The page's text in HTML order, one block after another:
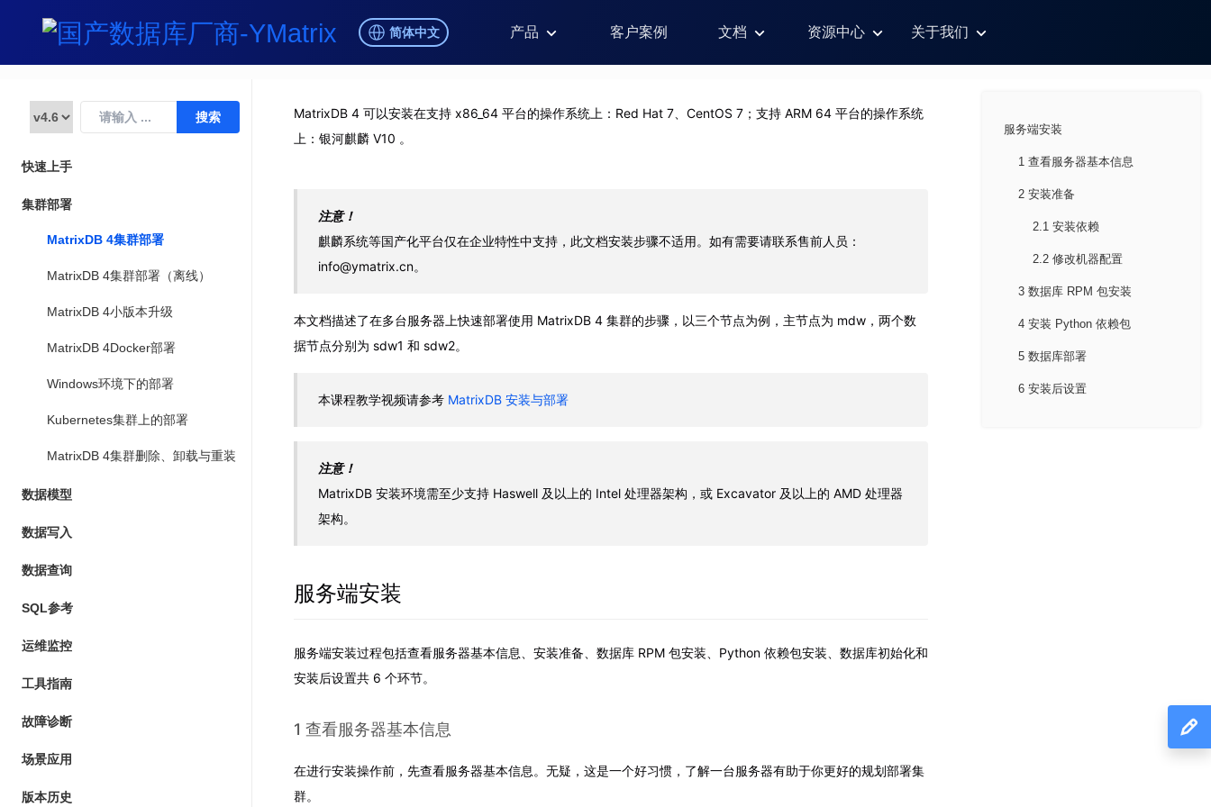
简体中文 产品 客户案例 文档 资源中心 关于我们
快速上手
集群部署
MatrixDB 4集群部署
MatrixDB 4集群部署（离线）
MatrixDB 4小版本升级
MatrixDB 4Docker部署
Windows环境下的部署
Kubernetes集群上的部署
MatrixDB 4集群删除、卸载与重装
数据模型
数据写入
数据查询
SQL参考
运维监控
工具指南
故障诊断
场景应用
版本历史
MatrixDB 4 可以安装在支持 x86_64 平台的操作系统上：Red Hat 7、CentOS 7；支持 ARM 64 平台的操作系统
上：银河麒麟 V10 。
注意！
麒麟系统等国产化平台仅在企业特性中支持，此文档安装步骤不适用。如有需要请联系售前人员：
info@ymatrix.cn。
本文档描述了在多台服务器上快速部署使用 MatrixDB 4 集群的步骤，以三个节点为例，主节点为 mdw，两个数
据节点分别为 sdw1 和 sdw2。
本课程教学视频请参考 MatrixDB 安装与部署
注意！
MatrixDB 安装环境需至少支持 Haswell 及以上的 Intel 处理器架构，或 Excavator 及以上的 AMD 处理器
架构。
服务端安装
服务端安装过程包括查看服务器基本信息、安装准备、数据库 RPM 包安装、Python 依赖包安装、数据库初始化和
安装后设置共 6 个环节。
1 查看服务器基本信息
在进行安装操作前，先查看服务器基本信息。无疑，这是一个好习惯，了解一台服务器有助于你更好的规划部署集
群。
服务端安装
1 查看服务器基本信息
2 安装准备
2.1 安装依赖
2.2 修改机器配置
3 数据库 RPM 包安装
4 安装 Python 依赖包
5 数据库部署
6 安装后设置